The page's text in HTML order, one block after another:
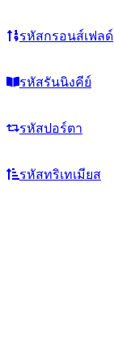
รหัสกรอนส์เฟลด์
รหัสรันนิงคีย์
รหัสปอร์ตา
รหัสทริเทเมียส